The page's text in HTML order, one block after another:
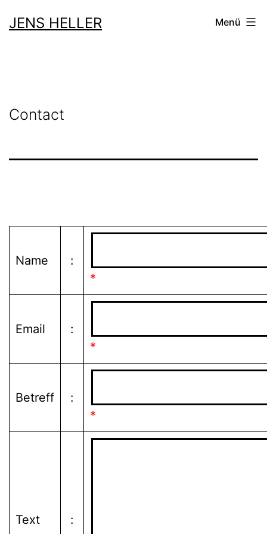
Inhalt
JENS HELLER Menü
Contact
Name
:
*
Email
:
*
Betreff
:
*
Text :